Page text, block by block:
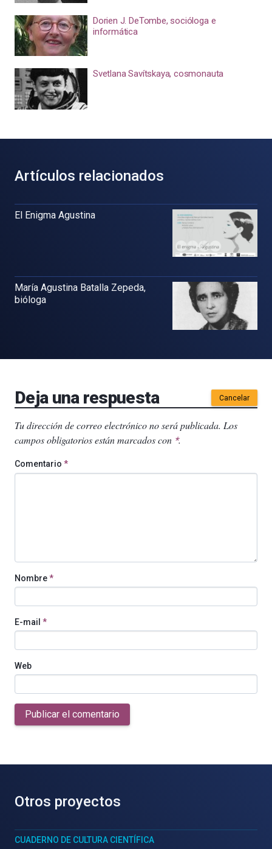
Dorien J. DeTombe, socióloga e
informática
Svetlana Savítskaya, cosmonauta
Artículos relacionados
El Enigma Agustina
María Agustina Batalla Zepeda,
bióloga
Deja una respuesta Cancelar
Tu dirección de correo electrónico no será publicada. Los
campos obligatorios están marcados con *.
Comentario *
Nombre*
E-mail *
Web
Publicar el comentario
Otros proyectos
CUADERNO DE CULTURA CIENTÍFICA